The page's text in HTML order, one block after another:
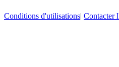
Conditions d'utilisations| Contacter